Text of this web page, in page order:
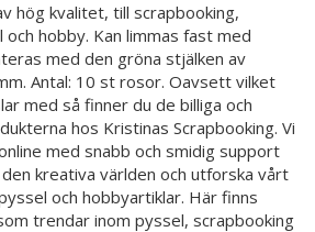
hög kvalitet, till scrapbooking,
hobby. Kan limmas fast med
med den gröna stjälken av
Antal: 10 st rosor. Oavsett vilket
med så finner du de billiga och
hos Kristinas Scrapbooking. Vi
med snabb och smidig support
kreativa världen och utforska vårt
och hobbyartiklar. Här finns
trendar inom pyssel, scrapbooking